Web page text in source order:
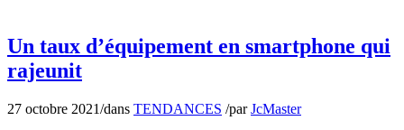
Un taux d’équipement en smartphone qui
rajeunit
27 octobre 2021/dans TENDANCES /parJcMaster